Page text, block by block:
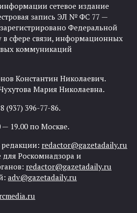
сетевое издание
запись ЭЛ № ФС 77 —
зарегистрировано Федеральной
в сфере связи, информационных
коммуникаций
Константин Николаевич.
Мария Николаевна.
(937) 396-77-86.
19.00 по Москве.
redactor@gazetadaily.ru
Роскомнадзора и
redactor@gazetadaily.ru
adv@gazetadaily.ru